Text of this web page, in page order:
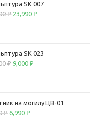
SK 007
₽ 23,990₽
SK 023
₽ 9,000₽
на могилу ЦВ-01
₽ 6,990₽